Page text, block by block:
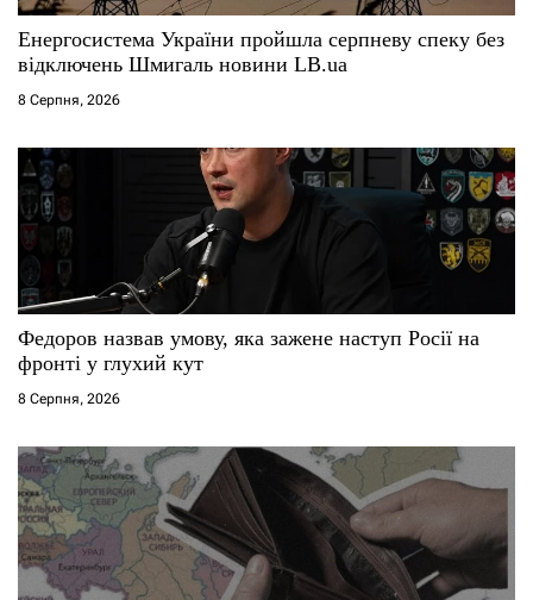
Енергосистема України пройшла серпневу спеку без
відключень Шмигаль новини LB.ua
8 Серпня, 2026
Федоров назвав умову, яка зажене наступ Росії на
фронті у глухий кут
8 Серпня, 2026